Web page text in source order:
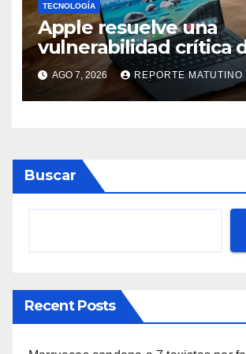
TECNOLOGÍA
Apple resuelve una
vulnerabilidad crítica
macOS: actualiza tu
ahora
AGO 7, 2026 REPORTE MATUTINO
Buscar
Recent Posts